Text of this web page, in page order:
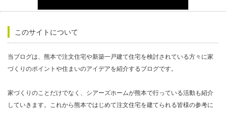
このサイトについて
当ブログは、熊本で注文住宅や新築一戸建て住宅を検討されている方々に家
づくりのポイントや住まいのアイデアを紹介するブログです。
家づくりのことだけでなく、シアーズホームが熊本で行っている活動も紹介
していきます。これから熊本ではじめて注文住宅を建てられる皆様の参考に